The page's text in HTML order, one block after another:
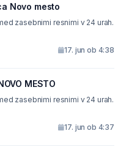
Novo mesto
zasebnimi resnimi v 24 urah.
17. jun ob 4:38
MESTO
zasebnimi resnimi v 24 urah.
17. jun ob 4:37